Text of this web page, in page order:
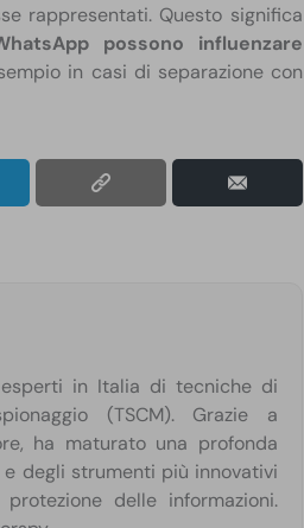
rappresentati. Questo significa
possono influenzare
in casi di separazione con
in Italia di tecniche di
(TSCM). Grazie a
ha maturato una profonda
degli strumenti più innovativi
delle informazioni.